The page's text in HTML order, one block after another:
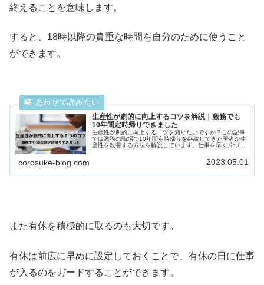
終えることを意味します。
すると、18時以降の貴重な時間を自分のために使うこと
ができます。
生産性が劇的に向上するコツを解説｜激務でも
10年間定時帰りできました
生産性が劇的に向上するコツを知りたいですか？この記事
では激務の職場で10年間定時帰りを継続してきた著者が生
産性を改善する方法を解説しています。仕事を早く片づけ
corosuke-blog.com 2023.05.01
また有休を積極的に取るのも大切です。
有休は前広に早めに設定しておくことで、有休の日に仕事
が入るのをガードすることができます。